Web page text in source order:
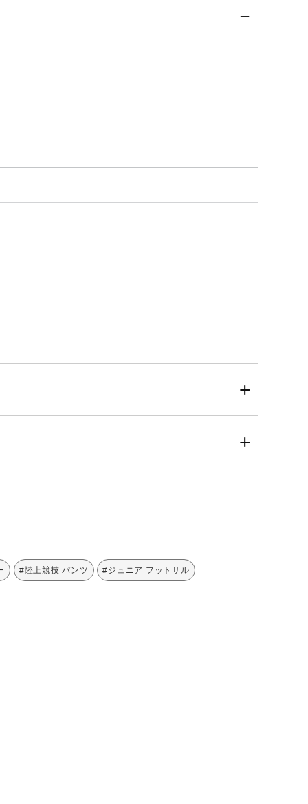
#陸上競技 パンツ #ジュニア フットサル